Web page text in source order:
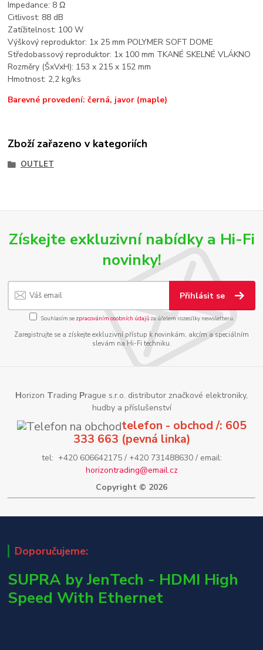
Impedance: 8 Ω
Citlivost: 88 dB
Zatížitelnost: 100 W
Výškový reproduktor: 1x 25 mm POLYMER SOFT DOME
Středobassový reproduktor: 1x 100 mm TKANÉ SKELNÉ VLÁKNO
Rozměry (ŠxVxH): 153 x 215 x 152 mm
Hmotnost: 2,2 kg/ks
Barevné provedení: černá, javor (maple)
Zboží zařazeno v kategoriích
OUTLET
Získejte exkluzivní nabídky a Hi-Fi
novinky!
Přihlásit se
Souhlasím se zpracováním osobních údajůza účelem rozesílky newsletteru.
Zaregistrujte se a získejte exkluzivní přístup k novinkám, akcím a speciálním
slevám na Hi-Fi techniku.
Horizon Trading Prague s.r.o. distributor značkové elektroniky,
hudby a příslušenství
telefon - obchod /: 605
333 663 (pevná linka)
tel: +420 606642175 / +420 731488630 / email:
horizontrading@email.cz
Copyright © 2026
Doporučujeme:
SUPRA by JenTech - HDMI High
Speed With Ethernet